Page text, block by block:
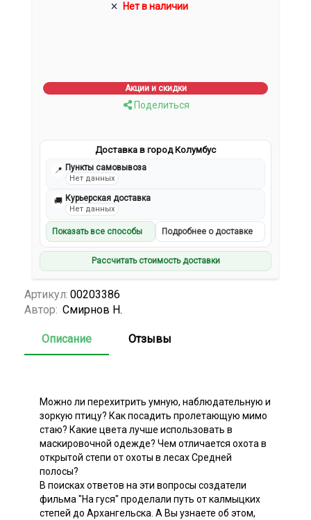
Нет в наличии
Акции и скидки
Поделиться
Доставка в город Колумбус
📍 Пункты самовывоза
Нет данных
🚚 Курьерская доставка
Нет данных
Показать все способы Подробнее о доставке
Рассчитать стоимость доставки
Артикул: 00203386
Автор: Смирнов Н.
Описание Отзывы
Можно ли перехитрить умную, наблюдательную и
зоркую птицу? Как посадить пролетающую мимо
стаю? Какие цвета лучше использовать в
маскировочной одежде? Чем отличается охота в
открытой степи от охоты в лесах Средней
полосы?
В поисках ответов на эти вопросы создатели
фильма "На гуся" проделали путь от калмыцких
степей до Архангельска. А Вы узнаете об этом,